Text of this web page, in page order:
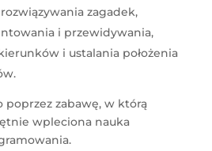
zagadek,
i przewidywania,
i ustalania położenia
poprzez zabawę, w którą
wpleciona nauka